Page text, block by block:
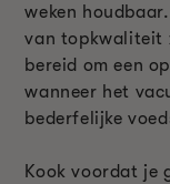
weken
van topkwaliteit
bereid om een
wanneer het
bederfelijke
Kook voordat je